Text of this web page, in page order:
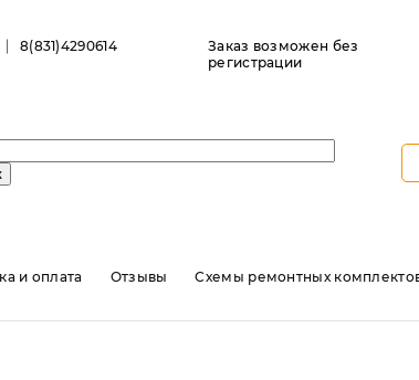
8(831)4290614
Заказ возможен без
регистрации
и оплата Отзывы Схемы ремонтных